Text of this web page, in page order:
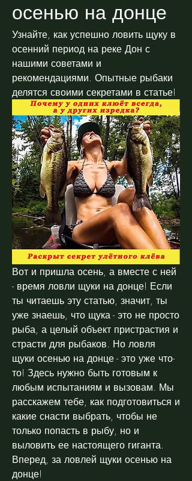
осенью на донце
Узнайте, как успешно ловить щуку в
осенний период на реке Дон с
нашими советами и
рекомендациями. Опытные рыбаки
делятся своими секретами в статье!
Вот и пришла осень, а вместе с ней
- время ловли щуки на донце! Если
ты читаешь эту статью, значит, ты
уже знаешь, что щука - это не просто
рыба, а целый объект пристрастия и
страсти для рыбаков. Но ловля
щуки осенью на донце - это уже что-
то! Здесь нужно быть готовым к
любым испытаниям и вызовам. Мы
расскажем тебе, как подготовиться и
какие снасти выбрать, чтобы не
только попасть в рыбу, но и
выловить ее настоящего гиганта.
Вперед, за ловлей щуки осенью на
донце!